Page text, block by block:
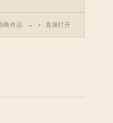
晚作品 → ↗ 直接打开